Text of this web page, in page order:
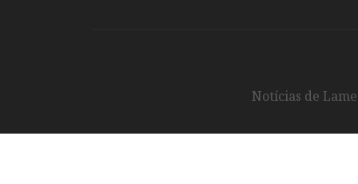
Notícias de